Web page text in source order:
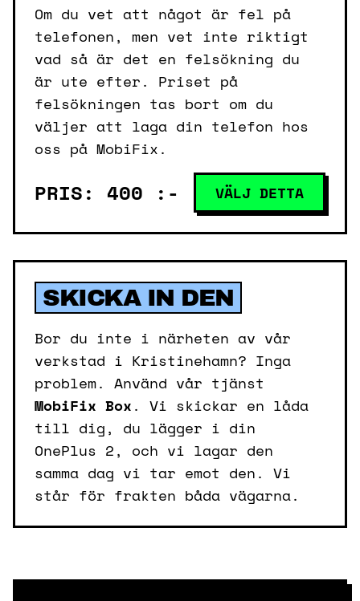
Om du vet att något är fel på
telefonen, men vet inte riktigt
vad så är det en felsökning du
är ute efter. Priset på
felsökningen tas bort om du
väljer att laga din telefon hos
oss på MobiFix.
PRIS: 400 :- VÄLJ DETTA
SKICKA IN DEN
Bor du inte i närheten av vår
verkstad i Kristinehamn? Inga
problem. Använd vår tjänst
MobiFix Box. Vi skickar en låda
till dig, du lägger i din
OnePlus 2, och vi lagar den
samma dag vi tar emot den. Vi
står för frakten båda vägarna.